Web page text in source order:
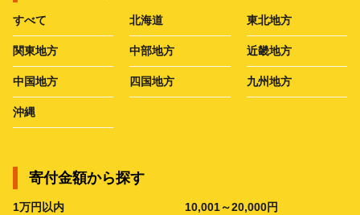
すべて 北海道 東北地方
関東地方 中部地方 近畿地方
中国地方 四国地方 九州地方
沖縄
寄付金額から探す
1万円以内 10,001～20,000円